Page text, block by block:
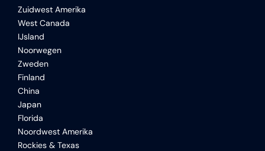
Zuidwest Amerika
West Canada
IJsland
Noorwegen
Zweden
Finland
China
Japan
Florida
Noordwest Amerika
Rockies & Texas